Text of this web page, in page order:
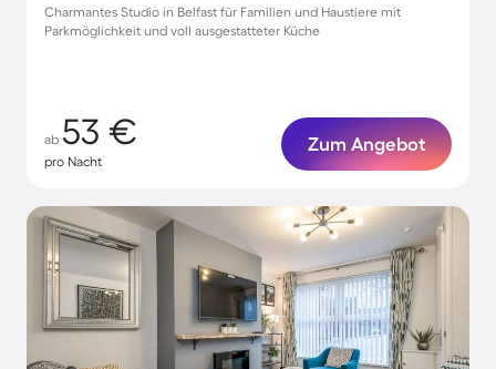
Charmantes Studio in Belfast für Familien und Haustiere mit
Parkmöglichkeit und voll ausgestatteter Küche
ab 53 €
pro Nacht
Zum Angebot